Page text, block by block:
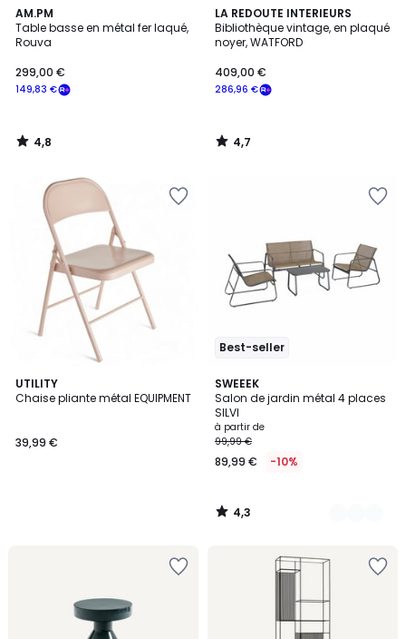
AM.PM
Table basse en métal fer laqué,
Rouva
149,83 €
299,00 €
4,8
/ 5
4,8
/
LA REDOUTE INTERIEURS
Bibliothèque vintage, en plaqué
noyer, WATFORD
286,96 €
409,00 €
4,7
/ 5
4,7
/
UTILITY
Chaise pliante métal EQUIPMENT
39,99 €
Best-seller
SWEEEK
Salon de jardin métal 4 places
SILVI
à partir de
99,99 €
89,99 € -10%
4,3
/ 5
3
Couleurs
4,3
/